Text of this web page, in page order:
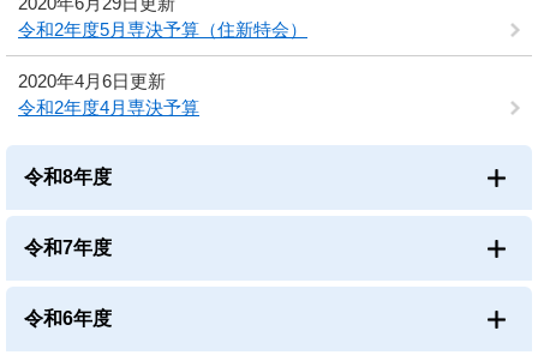
令和2年度5月専決予算（住新特会）
2020年4月6日更新
令和2年度4月専決予算
令和8年度
令和7年度
令和6年度